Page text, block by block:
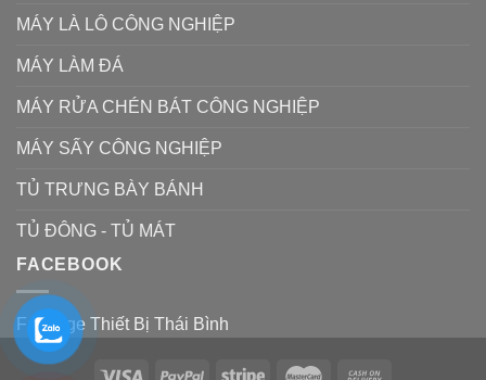
MÁY LÀ LÔ CÔNG NGHIỆP
MÁY LÀM ĐÁ
MÁY RỬA CHÉN BÁT CÔNG NGHIỆP
MÁY SẤY CÔNG NGHIỆP
TỦ TRƯNG BÀY BÁNH
TỦ ĐÔNG - TỦ MÁT
FACEBOOK
Fanpage Thiết Bị Thái Bình